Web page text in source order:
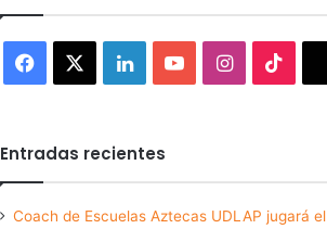
Facebook LinkedInYouTubeInstagram
Entradas recientes
Coach de Escuelas Aztecas UDLAP jugará el